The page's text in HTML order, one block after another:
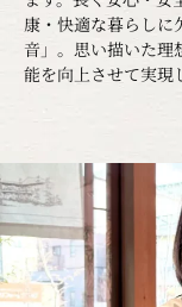
康・快適な暮らしに
音」。思い描いた理
能を向上させて実現